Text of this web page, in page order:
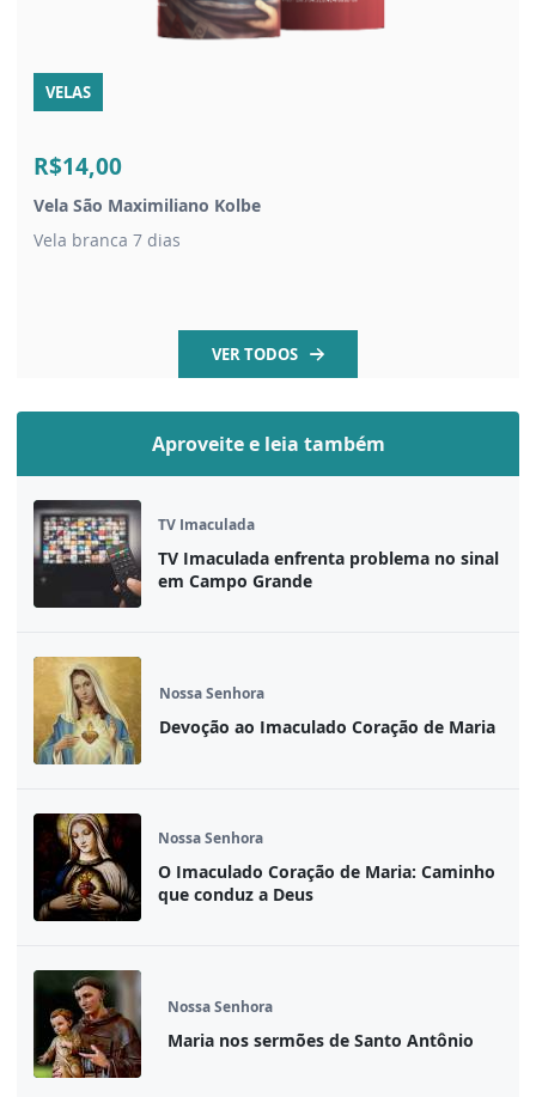
VELAS
R$14,00
Vela São Maximiliano Kolbe
Vela branca 7 dias
VER TODOS
Aproveite e leia também
TV Imaculada
TV Imaculada enfrenta problema no sinal
em Campo Grande
Nossa Senhora
Devoção ao Imaculado Coração de Maria
Nossa Senhora
O Imaculado Coração de Maria: Caminho
que conduz a Deus
Nossa Senhora
Maria nos sermões de Santo Antônio